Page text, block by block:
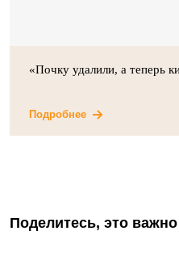
«Почку удалили, а теперь
Подробнее
Поделитесь, это важно